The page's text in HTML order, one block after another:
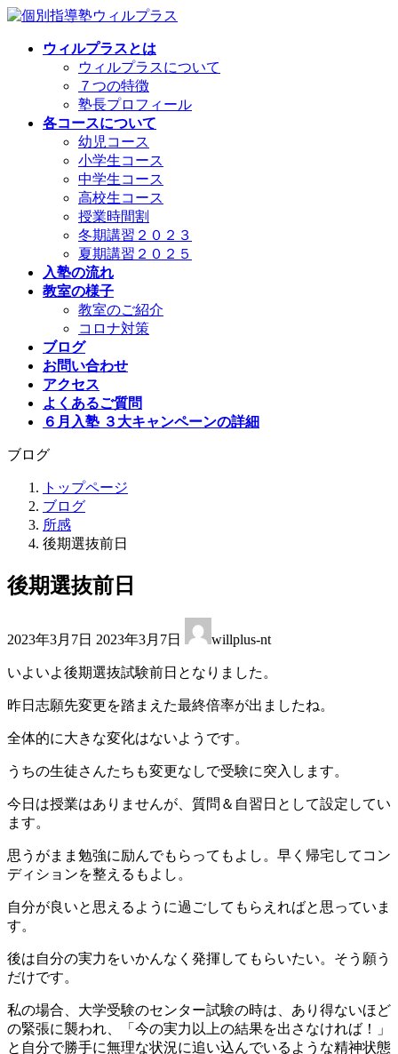
コ
ナ
ウィルプラスとは
ウィルプラスについて
７つの特徴
塾長プロフィール
各コースについて
幼児コース
小学生コース
中学生コース
高校生コース
授業時間割
冬期講習２０２３
夏期講習２０２５
入塾の流れ
教室の様子
教室のご紹介
コロナ対策
ブログ
お問い合わせ
アクセス
よくあるご質問
６月入塾 ３大キャンペーンの詳細
ブログ
トップページ
ブログ
所感
後期選抜前日
後期選抜前日
2023年3月7日 終
更
新
日
:
2023年3月7日 willplus-nt
いよいよ後期選抜試験前日となりました。
昨日志願先変更を踏まえた最終倍率が出ましたね。
全体的に大きな変化はないようです。
うちの生徒さんたちも変更なしで受験に突入します。
今日は授業はありませんが、質問＆自習日として設定してい
ます。
思うがまま勉強に励んでもらってもよし。早く帰宅してコン
ディションを整えるもよし。
自分が良いと思えるように過ごしてもらえればと思っていま
す。
後は自分の実力をいかんなく発揮してもらいたい。そう願う
だけです。
私の場合、大学受験のセンター試験の時は、あり得ないほど
の緊張に襲われ、「今の実力以上の結果を出さなければ！」
と自分で勝手に無理な状況に追い込んでいるような精神状態